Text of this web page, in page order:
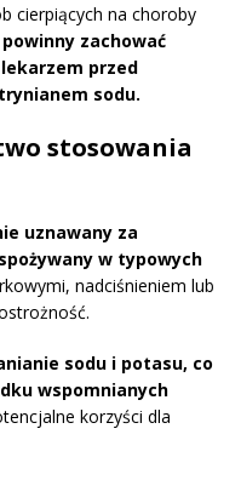
cierpiących na choroby
zachować
przed
sodu.
stosowania
uznawany za
w typowych
nadciśnieniem lub
sodu i potasu, co
wspomnianych
korzyści dla